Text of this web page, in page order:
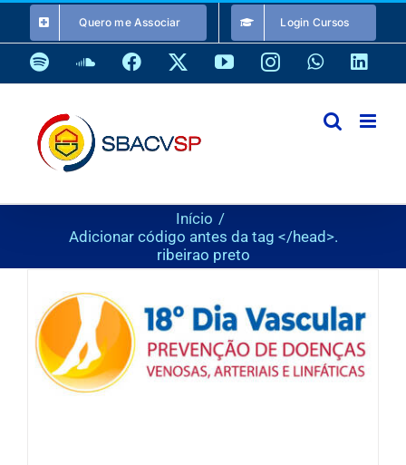
o
conteúdo
Quero me Associar Login Cursos
SpotifySoundCloud
Facebook YouTubeInstagramWhatsApp
Início
Adicionar código antes da tag </head>.
ribeirao preto